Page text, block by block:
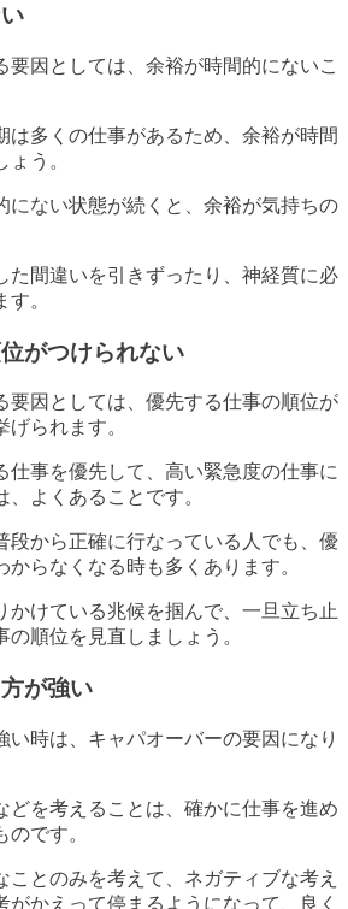
要因としては、余裕が時間的にないこ
は多くの仕事があるため、余裕が時間
う。
にない状態が続くと、余裕が気持ちの
た間違いを引きずったり、神経質に必
。
がつけられない
要因としては、優先する仕事の順位が
られます。
仕事を優先して、高い緊急度の仕事に
よくあることです。
段から正確に行なっている人でも、優
らなくなる時も多くあります。
かけている兆候を掴んで、一旦立ち止
の順位を見直しましょう。
が強い
い時は、キャパオーバーの要因になり
どを考えることは、確かに仕事を進め
です。
ことのみを考えて、ネガティブな考え
がかえって停まるようになって、良く